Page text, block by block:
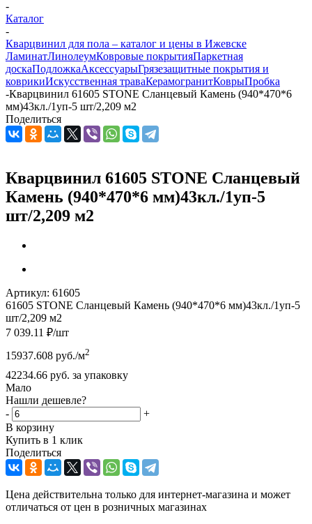
-
Каталог
-
Кварцвинил для пола – каталог и цены в Ижевске
ЛаминатЛинолеумКовровые покрытияПаркетная
доскаПодложкаАксессуарыГрязезащитные покрытия и
коврикиИскусственная траваКерамогранитКоврыПробка
-Кварцвинил 61605 STONE Сланцевый Камень (940*470*6
мм)43кл./1уп-5 шт/2,209 м2
Поделиться
Кварцвинил 61605 STONE Сланцевый
Камень (940*470*6 мм)43кл./1уп-5
шт/2,209 м2
Артикул: 61605
61605 STONE Сланцевый Камень (940*470*6 мм)43кл./1уп-5
шт/2,209 м2
7 039.11 ₽/шт
15937.608 руб./м2
42234.66 руб. за упаковку
Мало
Нашли дешевле?
-
+
В корзину
Купить в 1 клик
Поделиться
Цена действительна только для интернет-магазина и может
отличаться от цен в розничных магазинах